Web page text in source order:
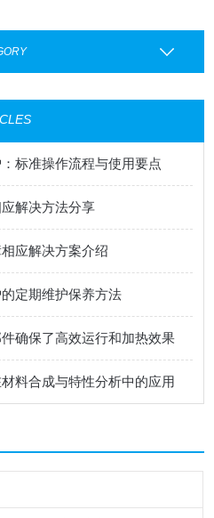
标准操作流程与使用要点
解决方法分享
应解决方案介绍
定期维护保养方法
确保了高效运行和加热效果
料合成与特性分析中的应用